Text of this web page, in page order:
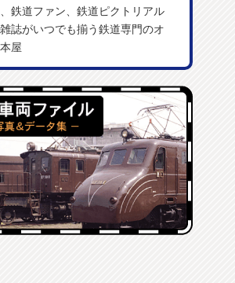
鉄道ファン、鉄道ピクトリアル
誌がいつでも揃う鉄道専門のオ
屋